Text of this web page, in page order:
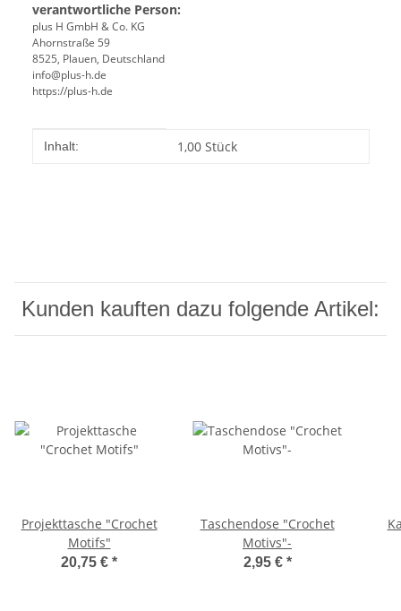
verantwortliche Person:
plus H GmbH & Co. KG
Ahornstraße 59
8525, Plauen, Deutschland
info@plus-h.de
https://plus-h.de
Produkteigenschaft
Wert
Inhalt: 1,00 Stück
Kunden kauften dazu folgende Artikel:
Projekttasche "Crochet
Motifs"
20,75 € *
Taschendose "Crochet
Motivs"-
2,95 € *